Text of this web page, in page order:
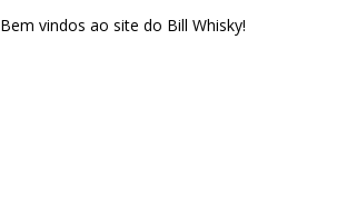
Bem vindos ao site do Bill Whisky!